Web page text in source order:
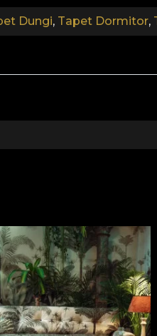
aceasta perioada.
vacantei sau a
fericiti si ii relaxeaza.
primiei inimi frante.
intr-o privire fugara,
Dungi, Tapet Dormitor,